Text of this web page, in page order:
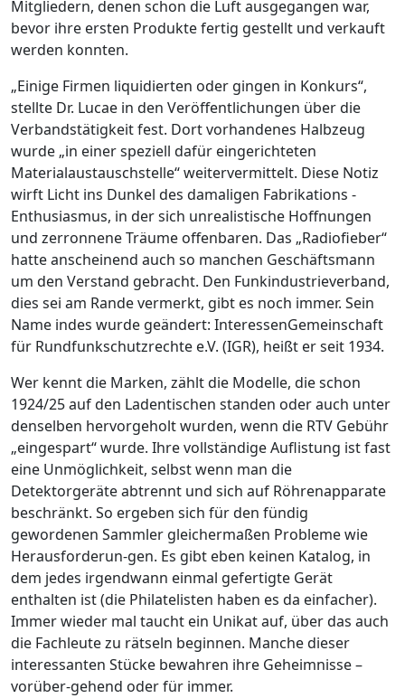
Mitgliedern, denen schon die Luft ausgegangen war,
bevor ihre ersten Produkte fertig gestellt und verkauft
werden konnten.
„Einige Firmen liquidierten oder gingen in Konkurs“,
stellte Dr. Lucae in den Veröffentlichungen über die
Verbandstätigkeit fest. Dort vorhandenes Halbzeug
wurde „in einer speziell dafür eingerichteten
Materialaustauschstelle“ weitervermittelt. Diese Notiz
wirft Licht ins Dunkel des damaligen Fabrikations ­
Enthusiasmus, in der sich unrealistische Hoffnungen
und zerronnene Träume offenbaren. Das „Radiofieber“
hatte anscheinend auch so manchen Geschäftsmann
um den Verstand gebracht. Den Funkindustrieverband,
dies sei am Rande vermerkt, gibt es noch immer. Sein
Name indes wurde geändert: Interessen­Gemeinschaft
für Rundfunkschutzrechte e.V. (IGR), heißt er seit 1934.
Wer kennt die Marken, zählt die Modelle, die schon
1924/25 auf den Ladentischen standen oder auch unter
denselben hervorgeholt wurden, wenn die RTV­ Gebühr
„eingespart“ wurde. Ihre vollständige Auflistung ist fast
eine Unmöglichkeit, selbst wenn man die
Detektorgeräte abtrennt und sich auf Röhrenapparate
beschränkt. So ergeben sich für den fündig
gewordenen Sammler gleichermaßen Probleme wie
Herausforderun-gen. Es gibt eben keinen Katalog, in
dem jedes irgendwann einmal gefertigte Gerät
enthalten ist (die Philatelisten haben es da einfacher).
Immer wieder mal taucht ein Unikat auf, über das auch
die Fachleute zu rätseln beginnen. Manche dieser
interessanten Stücke bewahren ihre Geheimnisse –
vorüber-gehend oder für immer.